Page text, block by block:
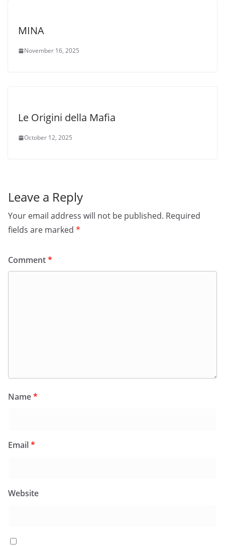
MINA
November 16, 2025
Le Origini della Mafia
October 12, 2025
Leave a Reply
Your email address will not be published. Required
fields are marked *
Comment*
Name*
Email*
Website